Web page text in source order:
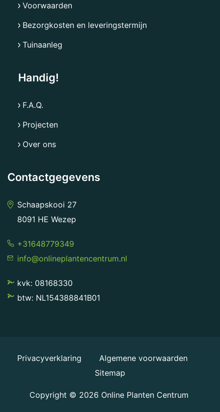
Voorwaarden
Bezorgkosten en leveringstermijn
Tuinaanleg
Handig!
F.A.Q.
Projecten
Over ons
Contactgegevens
Schaapskooi 27
8091 HE Wezep
+31648779349
info@onlineplantencentrum.nl
kvk: 08168330
btw: NL154388841B01
Privacyverklaring
Algemene voorwaarden
Sitemap
Copyright © 2026 Online Planten Centrum